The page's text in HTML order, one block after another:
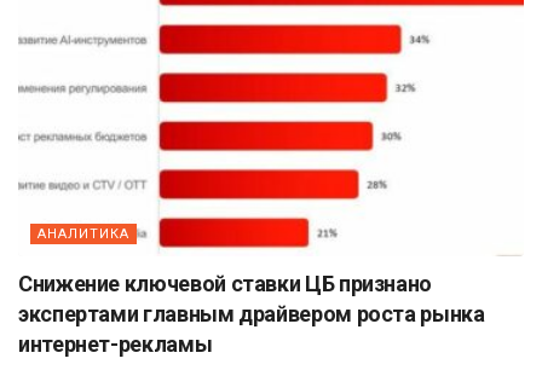
АНАЛИТИКА
Снижение ключевой ставки ЦБ признано
экспертами главным драйвером роста рынка
интернет-рекламы